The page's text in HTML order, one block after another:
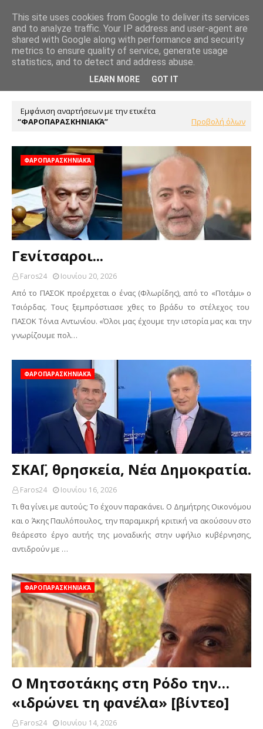
Εμφάνιση αναρτήσεων με την ετικέτα
ΦΑΡΟΠΑΡΑΣΚΗΝΙΑΚΆ
Προβολή όλων
ΦΑΡΟΠΑΡΑΣΚΗΝΙΑΚΆ
Γενίτσαροι...
Faros24 Ιουνίου 20, 2026
Από το ΠΑΣΟΚ προέρχεται ο ένας (Φλωρίδης), από το «Ποτάμι» ο
Τσιόρδας. Τους ξεμπρόστιασε χθες το βράδυ το στέλεχος του
ΠΑΣΟΚ Τόνια Αντωνίου. «Όλοι μας έχουμε την ιστορία μας και την
γνωρίζουμε πολ…
ΦΑΡΟΠΑΡΑΣΚΗΝΙΑΚΆ
ΣΚΑΪ, θρησκεία, Νέα Δημοκρατία.
Faros24 Ιουνίου 16, 2026
Τι θα γίνει με αυτούς; Το έχουν παρακάνει. Ο Δημήτρης Οικονόμου
και ο Άκης Παυλόπουλος, την παραμικρή κριτική να ακούσουν στο
θεάρεστο έργο αυτής της μοναδικής στην υφήλιο κυβέρνησης,
αντιδρούν με …
ΦΑΡΟΠΑΡΑΣΚΗΝΙΑΚΆ
Ο Μητσοτάκης στη Ρόδο την…
«ιδρώνει τη φανέλα» [βίντεο]
Faros24 Ιουνίου 14, 2026
This site uses cookies from Google to deliver its services
and to analyze traffic. Your IP address and user-agent are
shared with Google along with performance and security
metrics to ensure quality of service, generate usage
statistics, and to detect and address abuse.
LEARN MORE GOT IT